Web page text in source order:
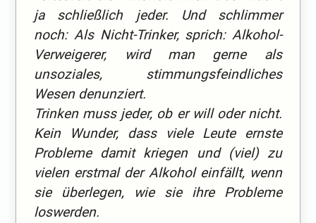
ja schließlich jeder. Und schlimmer
noch: Als Nicht-Trinker, sprich: Alkohol-
Verweigerer, wird man gerne als
unsoziales, stimmungsfeindliches
Wesen denunziert.
Trinken muss jeder, ob er will oder nicht.
Kein Wunder, dass viele Leute ernste
Probleme damit kriegen und (viel) zu
vielen erstmal der Alkohol einfällt, wenn
sie überlegen, wie sie ihre Probleme
loswerden.